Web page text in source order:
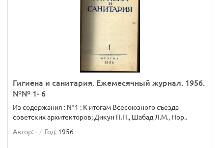
Гигиена и санитария. Ежемесячный журнал. 1956.
№№ 1- 6
Из содержания : №1 : К итогам Всесоюзного съезда
советских архитекторов; Дикун П.П., Шабад Л.М., Нор..
Автор:- Год: 1956